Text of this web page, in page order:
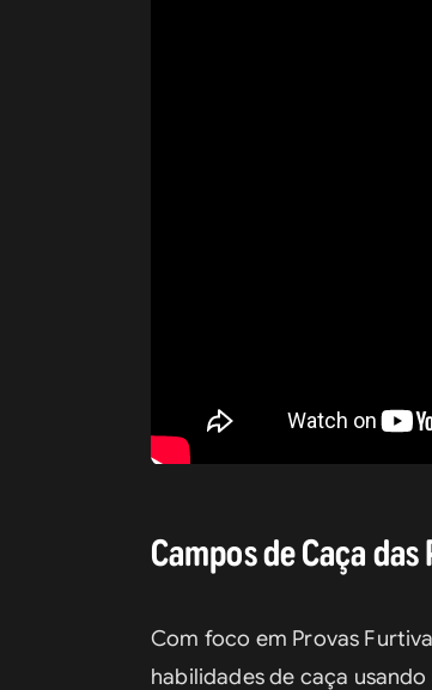
Campos de Caça
Com foco em Provas
habilidades de caça